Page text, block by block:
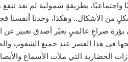
واجتماعيًا، بطريقةٍ شمولية لم تعد
شكلٍ من الأشكال.. وهكذا، وجدنا أنفسنا
صراعٍ عالميٍ يعبّر أصدق تعبير عن
في هذا العصر عند جميع الشعوب
الحضارية التي ملأت الأسماع